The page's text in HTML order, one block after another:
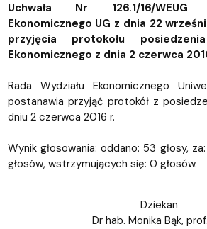
Uchwała Nr 126.1/16/WEUG
Ekonomicznego UG z dnia 22
przyjęcia protokołu
Ekonomicznego z dnia 2 czerwca
Rada Wydziału Ekonomicznego
postanawia przyjąć protokół z
dniu 2 czerwca 2016 r.
Wynik głosowania: oddano: 53 głosy,
głosów, wstrzymujących się: 0 głosów.
Dziekan
Dr hab. Monika Bąk,